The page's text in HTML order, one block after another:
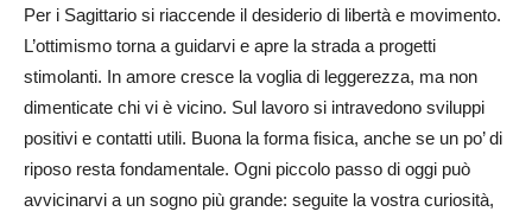
Per i Sagittario si riaccende il desiderio di libertà e movimento.
L’ottimismo torna a guidarvi e apre la strada a progetti
stimolanti. In amore cresce la voglia di leggerezza, ma non
dimenticate chi vi è vicino. Sul lavoro si intravedono sviluppi
positivi e contatti utili. Buona la forma fisica, anche se un po’ di
riposo resta fondamentale. Ogni piccolo passo di oggi può
avvicinarvi a un sogno più grande: seguite la vostra curiosità,